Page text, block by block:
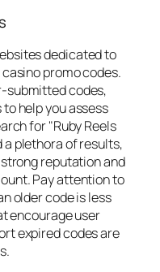
dedicated to
promo codes.
submitted codes,
help you assess
for "Ruby Reels
a plethora of results,
reputation and
Pay attention to
older code is less
encourage user
expired codes are